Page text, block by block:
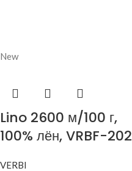
New
Lino 2600 м/100 г,
100% лён, VRBF-202
VERBI